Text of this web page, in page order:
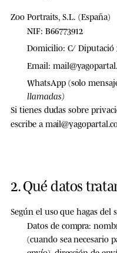
Zoo Portraits, S.L. (España)
NIF: B66773912
Domicilio: C/ Diputació
Email:
WhatsApp (solo
llamadas)
Si tienes dudas sobre
escribe a
2. Qué datos
Según el uso que hagas del
Datos de compra:
(cuando sea necesario